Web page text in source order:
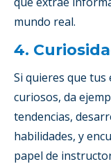
mundo real.
4.
Si quieres que
curiosos, da
tendencias,
habilidades, y
papel de